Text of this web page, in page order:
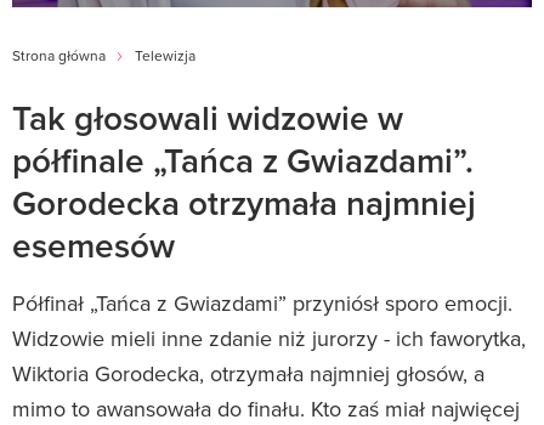
Strona główna Telewizja
Tak głosowali widzowie w
półfinale „Tańca z Gwiazdami”.
Gorodecka otrzymała najmniej
esemesów
Półfinał „Tańca z Gwiazdami” przyniósł sporo emocji.
Widzowie mieli inne zdanie niż jurorzy - ich faworytka,
Wiktoria Gorodecka, otrzymała najmniej głosów, a
mimo to awansowała do finału. Kto zaś miał najwięcej